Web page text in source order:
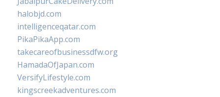
halobjd.com
intelligenceqatar.com
PikaPikaApp.com
takecareofbusinessdfw.org
HamadaOfJapan.com
VersifyLifestyle.com
kingscreekadventures.com